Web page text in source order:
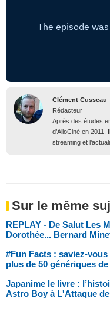
Clément Cusseau
Rédacteur
Après des études
d’AlloCiné en
streaming et
Sur le même
REPLAY - De Salut Les
Dorothée... Bernard
#Fun Facts : saviez-
plus de 50 génériques
Japanime le livre :
Astro Boy à L'Attaque